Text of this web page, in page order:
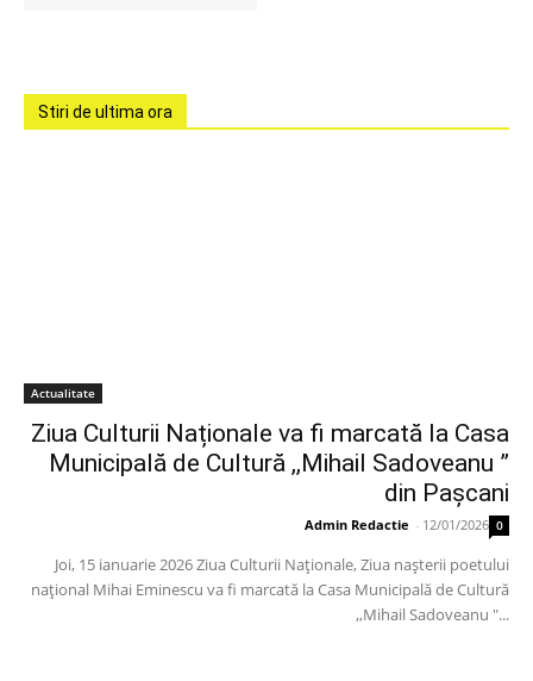
Stiri de ultima ora
Actualitate
Ziua Culturii Naționale va fi marcată la Casa
Municipală de Cultură ,,Mihail Sadoveanu ”
din Pașcani
Admin Redactie - 12/01/2026 0
Joi, 15 ianuarie 2026 Ziua Culturii Naționale, Ziua nașterii poetului
național Mihai Eminescu va fi marcată la Casa Municipală de Cultură
,,Mihail Sadoveanu "...